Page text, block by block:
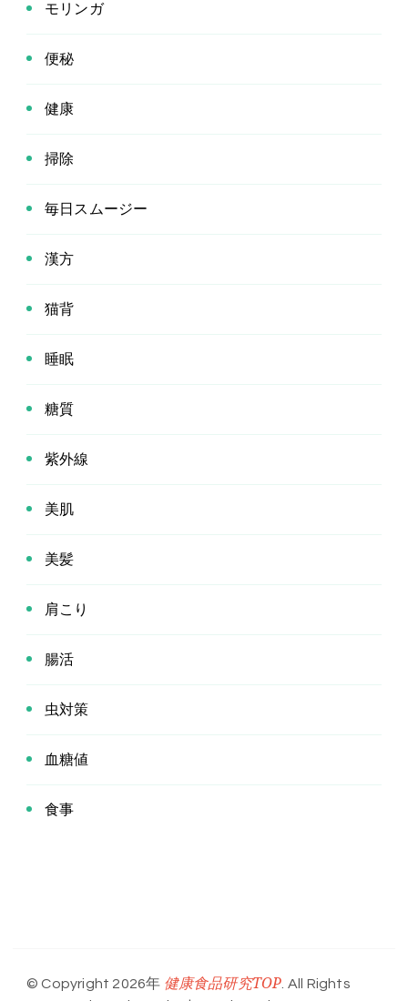
モリンガ
便秘
健康
掃除
毎日スムージー
漢方
猫背
睡眠
糖質
紫外線
美肌
美髪
肩こり
腸活
虫対策
血糖値
食事
© Copyright 2026年 健康食品研究TOP . All Rights